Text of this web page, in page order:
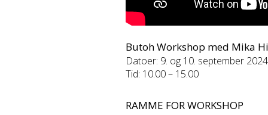
Butoh Workshop med Mika
Datoer: 9. og 10. september 2024
Tid: 10.00 – 15.00
RAMME FOR WORKSHOP